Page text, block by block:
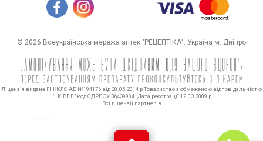
© 2026 Всеукраїнська мережа аптек "РЕЦЕПТІКА". Україна м. Дніпро
Ліцензія видана ГІ ККЛС АЕ №194176 від 20.05.2014 р Товариство з обмеженою відповідальністю
"І.К.ВЕЛ" код ЄДРПОУ 36439904. Дата реєстрації 12.03.2009 р
Всі ліцензії партнерів